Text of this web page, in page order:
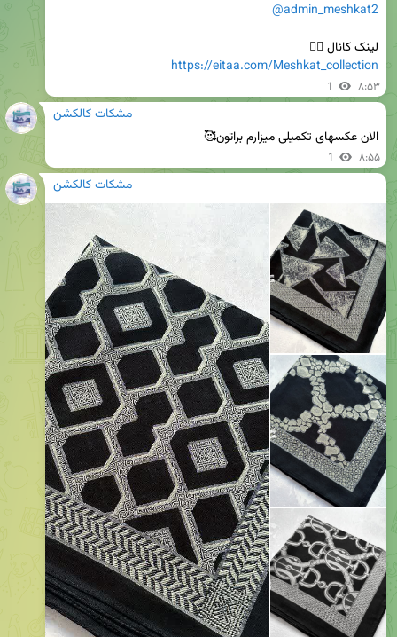
@admin_meshkat2
لینک کانال 👇🏻
https://eitaa.com/Meshkat_collection
1 ۸:۵۳
مشکات کالکشن
الان عکسهای تکمیلی میزارم براتون🥰
1 ۸:۵۵
مشکات کالکشن